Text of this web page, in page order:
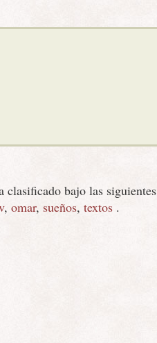
clasificado bajo las siguientes
, omar, sueños, textos .